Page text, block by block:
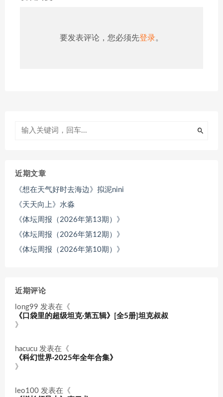
要发表评论，您必须先登录。
近期文章
《想在天气好时去海边》拟泥nini
《天天向上》水淼
《体坛周报（2026年第13期）》
《体坛周报（2026年第12期）》
《体坛周报（2026年第10期）》
近期评论
long99 发表在《
《口袋里的超级坦克·第五辑》[全5册]坦克叔叔
》
hacucu 发表在《
《科幻世界·2025年全年合集》
》
leo100 发表在《